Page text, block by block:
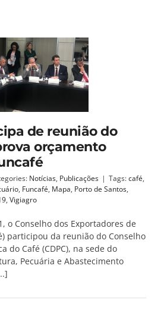
de reunião do
orçamento
Notícias, Publicações | Tags:café,
, Funcafé, Mapa, Porto de Santos,
, Vigiagro
o Conselho dos Exportadores de
participou da reunião do Conselho
do Café (CDPC), na sede do
Pecuária e Abastecimento